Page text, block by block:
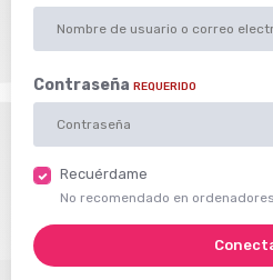
Contraseña REQUERIDO
Recuérdame
No recomendado en